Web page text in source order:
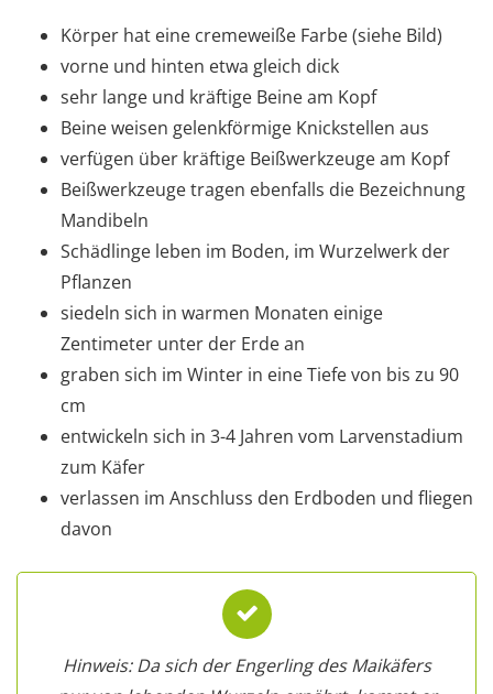
Körper hat eine cremeweiße Farbe (siehe Bild)
vorne und hinten etwa gleich dick
sehr lange und kräftige Beine am Kopf
Beine weisen gelenkförmige Knickstellen aus
verfügen über kräftige Beißwerkzeuge am Kopf
Beißwerkzeuge tragen ebenfalls die Bezeichnung
Mandibeln
Schädlinge leben im Boden, im Wurzelwerk der
Pflanzen
siedeln sich in warmen Monaten einige
Zentimeter unter der Erde an
graben sich im Winter in eine Tiefe von bis zu 90
cm
entwickeln sich in 3-4 Jahren vom Larvenstadium
zum Käfer
verlassen im Anschluss den Erdboden und fliegen
davon
Hinweis: Da sich der Engerling des Maikäfers